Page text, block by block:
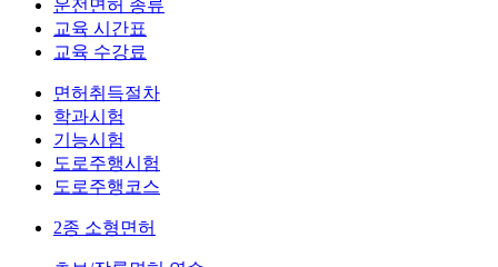
운전면허 종류
교육 시간표
교육 수강료
면허취득절차
학과시험
기능시험
도로주행시험
도로주행코스
2종 소형면허